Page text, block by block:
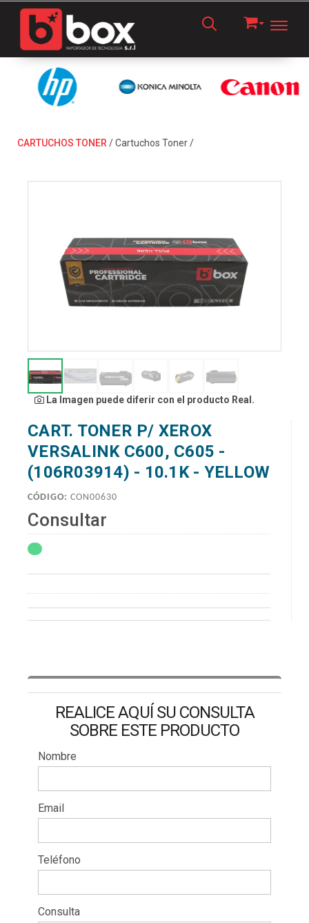
CARTUCHOS TONER/Cartuchos Toner/
La Imagen puede diferir con el producto Real.
CART. TONER P/ XEROX
VERSALINK C600, C605 -
(106R03914) - 10.1K - YELLOW
CÓDIGO: CON00630
Consultar
REALICE AQUÍ SU CONSULTA
SOBRE ESTE PRODUCTO
Nombre
Email
Teléfono
Consulta